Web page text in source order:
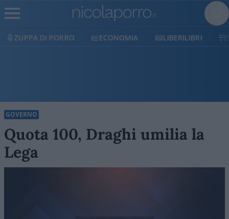
ECONOMIA LIBERILIBRI SHOP SOSTIENICI
GOVERNO
Quota 100, Draghi umilia la
Lega